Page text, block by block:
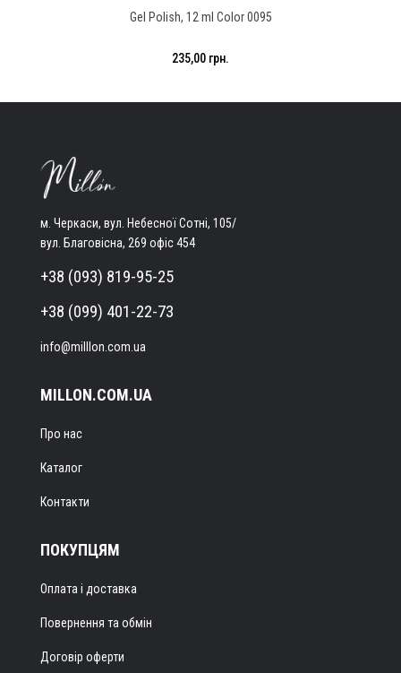
Gel Polish, 12 ml Color 0095
235,00 грн.
м. Черкаси, вул. Небесної Сотні, 105/
вул. Благовісна, 269 офіс 454
+38 (093) 819-95-25
+38 (099) 401-22-73
info@milllon.com.ua
MILLON.COM.UA
Про нас
Каталог
Контакти
ПОКУПЦЯМ
Оплата і доставка
Повернення та обмін
Договір оферти